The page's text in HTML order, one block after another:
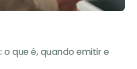
o que é, quando emitir e